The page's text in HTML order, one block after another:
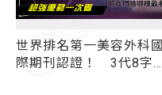
世界排名第一美容外科國
際期刊認證！ 3代8字線